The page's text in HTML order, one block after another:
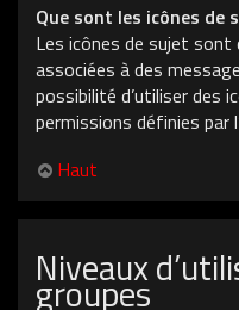
Que sont les icônes de
Les icônes de sujet
associées à des
possibilité d’utiliser des
permissions définies par
Haut
Niveaux
groupes